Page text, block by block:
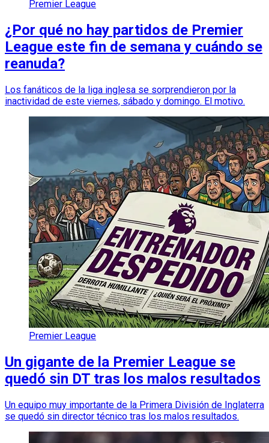
Premier League
¿Por qué no hay partidos de Premier
League este fin de semana y cuándo se
reanuda?
Los fanáticos de la liga inglesa se sorprendieron por la
inactividad de este viernes, sábado y domingo. El motivo.
Premier League
Un gigante de la Premier League se
quedó sin DT tras los malos resultados
Un equipo muy importante de la Primera División de Inglaterra
se quedó sin director técnico tras los malos resultados.